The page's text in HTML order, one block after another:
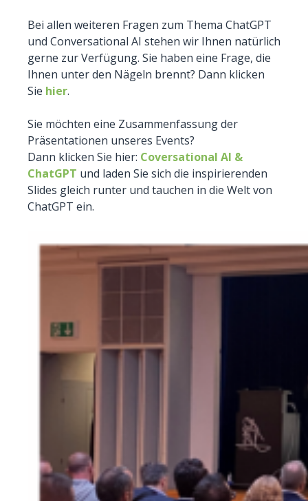
Bei allen weiteren Fragen zum Thema ChatGPT
und Conversational AI stehen wir Ihnen natürlich
gerne zur Verfügung. Sie haben eine Frage, die
Ihnen unter den Nägeln brennt? Dann klicken
Sie hier.
Sie möchten eine Zusammenfassung der
Präsentationen unseres Events?
Dann klicken Sie hier: Coversational AI &
ChatGPT und laden Sie sich die inspirierenden
Slides gleich runter und tauchen in die Welt von
ChatGPT ein.